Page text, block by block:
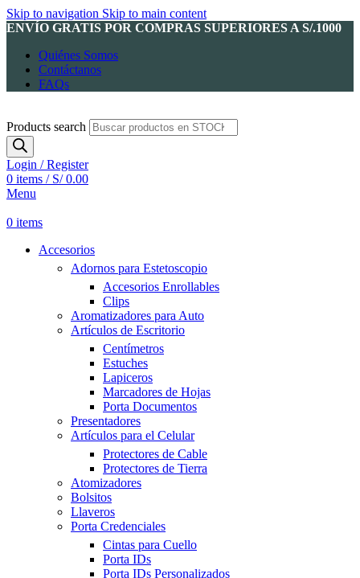
Skip to navigation Skip to main content
ENVÍO GRATIS POR COMPRAS SUPERIORES A S/.1000
Quiénes Somos
Contáctanos
FAQs
Products search
Login / Register
0 items / S/0.00
Menu
0 items
Accesorios
Adornos para Estetoscopio
Accesorios Enrollables
Clips
Aromatizadores para Auto
Artículos de Escritorio
Centímetros
Estuches
Lapiceros
Marcadores de Hojas
Porta Documentos
Presentadores
Artículos para el Celular
Protectores de Cable
Protectores de Tierra
Atomizadores
Bolsitos
Llaveros
Porta Credenciales
Cintas para Cuello
Porta IDs
Porta IDs Personalizados